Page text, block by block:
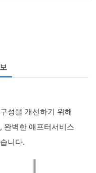
성을 개선하기 위해
완벽한 애프터서비스
니다.